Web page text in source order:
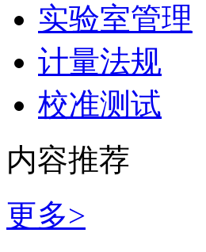
实验室管理
计量法规
校准测试
内容推荐
更多>